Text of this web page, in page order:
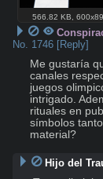
566.82 KB,
No. 1746 [Reply]
Me gustaría
canales
juegos
intrigado.
rituales en
símbolos
material?
Hijo del